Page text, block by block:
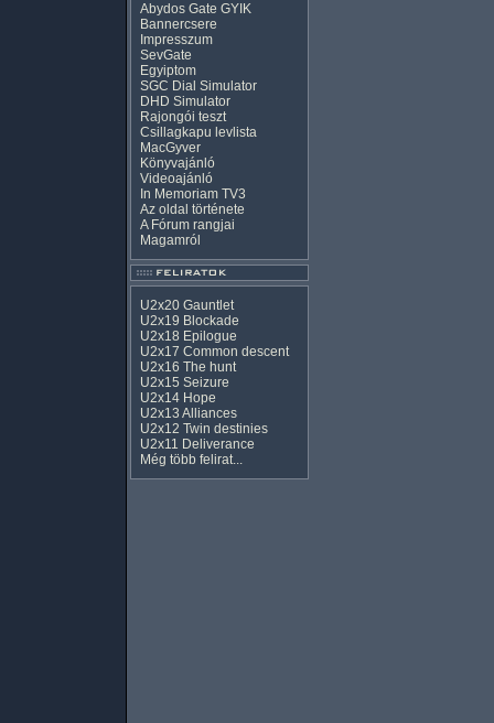
Abydos Gate GYIK
Bannercsere
Impresszum
SevGate
Egyiptom
SGC Dial Simulator
DHD Simulator
Rajongói teszt
Csillagkapu levlista
MacGyver
Könyvajánló
Videoajánló
In Memoriam TV3
Az oldal története
A Fórum rangjai
Magamról
U2x20 Gauntlet
U2x19 Blockade
U2x18 Epilogue
U2x17 Common descent
U2x16 The hunt
U2x15 Seizure
U2x14 Hope
U2x13 Alliances
U2x12 Twin destinies
U2x11 Deliverance
Még több felirat...